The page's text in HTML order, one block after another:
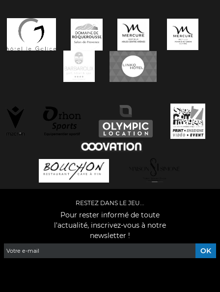
RESTEZ DANS LE JEU...
Pour rester informé de toute
l'actualité, inscrivez-vous à notre
newsletter !